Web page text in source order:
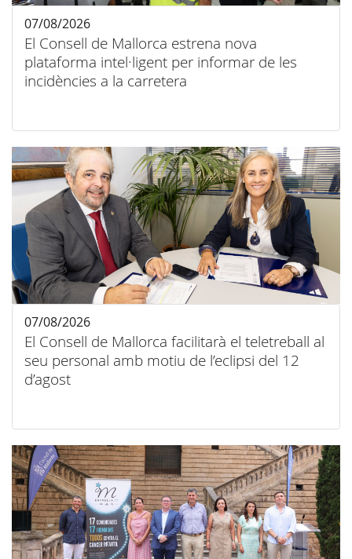
El Consell de Mallorca estrena nova
plataforma intel·ligent per informar de les
incidències a la carretera
07/08/2026
El Consell de Mallorca facilitarà el teletreball al
seu personal amb motiu de l’eclipsi del 12
d’agost
07/08/2026